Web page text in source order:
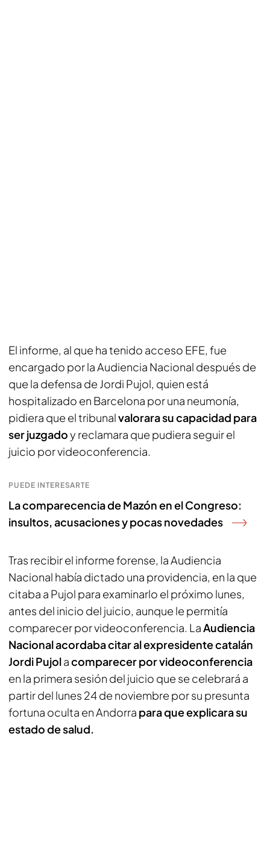
El informe, al que ha tenido acceso EFE, fue
encargado por la Audiencia Nacional después de
que la defensa de Jordi Pujol, quien está
hospitalizado en Barcelona por una neumonía,
pidiera que el tribunalvalorara su capacidad para
ser juzgadoy reclamara que pudiera seguir el
juicio por videoconferencia.
PUEDE INTERESARTE
La comparecencia de Mazón en el Congreso:
insultos, acusaciones y pocas novedades
Tras recibir el informe forense, la Audiencia
Nacional había dictado una providencia, en la que
citaba a Pujol para examinarlo el próximo lunes,
antes del inicio del juicio, aunque le permitía
comparecer por videoconferencia. LaAudiencia
Nacional acordabacitar al expresidente catalán
Jordi Pujolacomparecer por videoconferencia
en la primera sesión del juicio que se celebrará a
partir del lunes 24 de noviembre por su presunta
fortuna oculta en Andorra para que explicara su
estado de salud.